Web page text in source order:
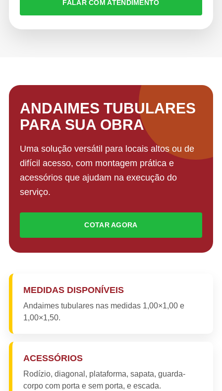
FALAR COM ATENDIMENTO
ANDAIMES TUBULARES
PARA SUA OBRA
Uma solução versátil para locais altos ou de
difícil acesso, com montagem prática e
acessórios que ajudam na execução do
serviço.
COTAR AGORA
MEDIDAS DISPONÍVEIS
Andaimes tubulares nas medidas 1,00×1,00 e
1,00×1,50.
ACESSÓRIOS
Rodízio, diagonal, plataforma, sapata, guarda-
corpo com porta e sem porta, e escada.